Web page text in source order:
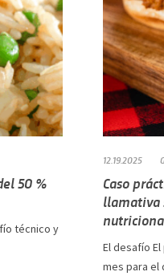
50 %
técnico y
12.19.2025
Caso
llamativa
El desafío
mes para el